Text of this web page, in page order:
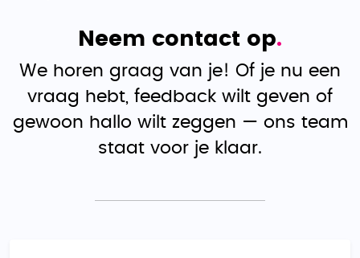
Neem contact op.
We horen graag van je! Of je nu een
vraag hebt, feedback wilt geven of
gewoon hallo wilt zeggen — ons team
staat voor je klaar.